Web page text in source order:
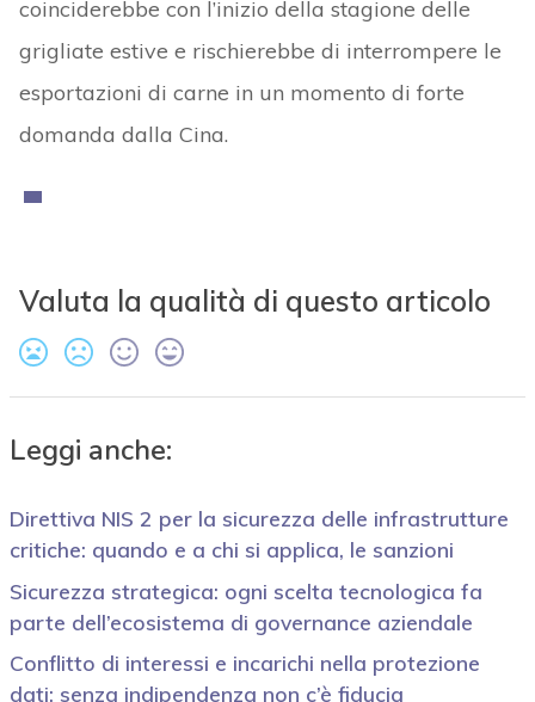
coinciderebbe con l’inizio della stagione delle
grigliate estive e rischierebbe di interrompere le
esportazioni di carne in un momento di forte
domanda dalla Cina.
Valuta la qualità di questo articolo
Leggi anche:
Direttiva NIS 2 per la sicurezza delle infrastrutture
critiche: quando e a chi si applica, le sanzioni
Sicurezza strategica: ogni scelta tecnologica fa
parte dell’ecosistema di governance aziendale
Conflitto di interessi e incarichi nella protezione
dati: senza indipendenza non c’è fiducia